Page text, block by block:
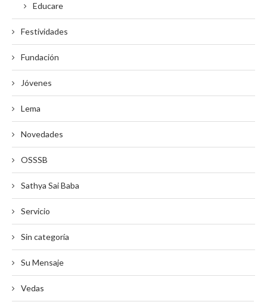
Educare
Festividades
Fundación
Jóvenes
Lema
Novedades
OSSSB
Sathya Sai Baba
Servicio
Sin categoría
Su Mensaje
Vedas